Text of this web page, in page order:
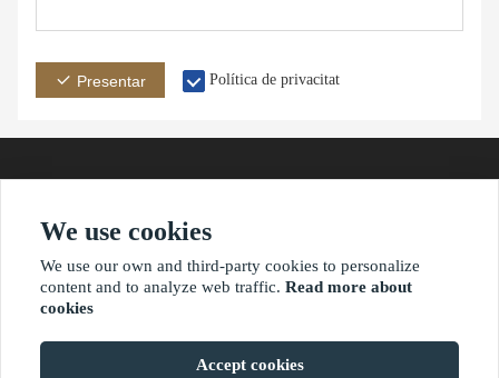
Presentar Política de privacitat
adreça Correuelectrònic
?2021 waimaoniu.net
We use cookies
We use our own and third-party cookies to personalize
content and to analyze web traffic. Read more about
cookies
Accept cookies